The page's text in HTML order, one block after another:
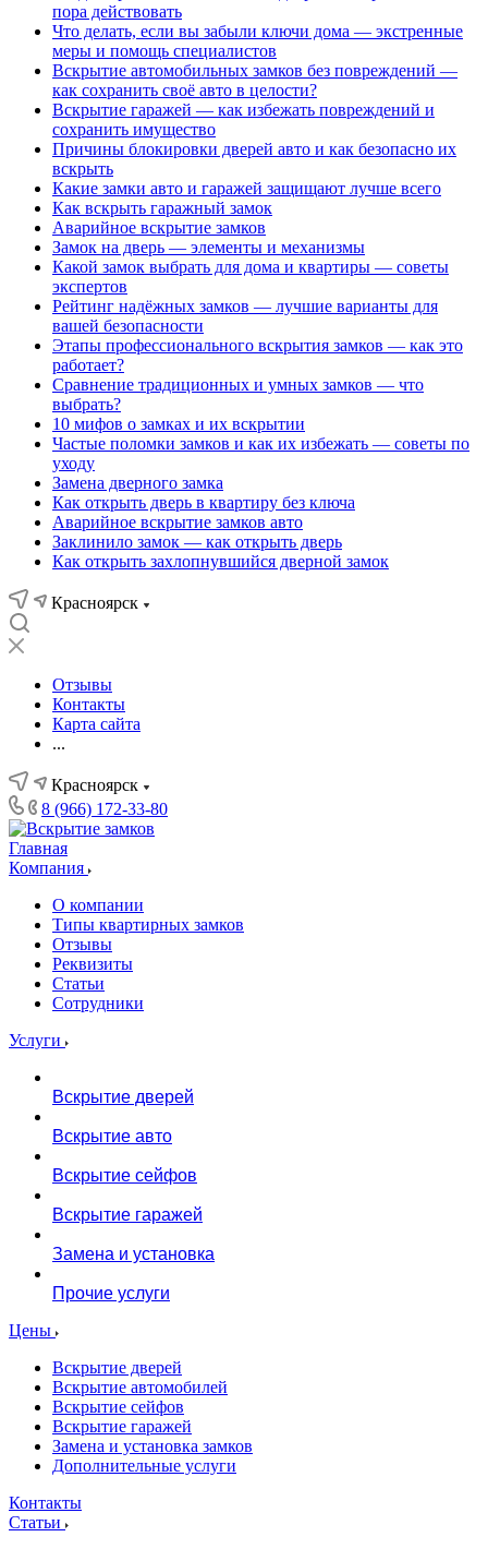
пора действовать
Что делать, если вы забыли ключи дома — экстренные
меры и помощь специалистов
Вскрытие автомобильных замков без повреждений —
как сохранить своё авто в целости?
Вскрытие гаражей — как избежать повреждений и
сохранить имущество
Причины блокировки дверей авто и как безопасно их
вскрыть
Какие замки авто и гаражей защищают лучше всего
Как вскрыть гаражный замок
Аварийное вскрытие замков
Замок на дверь — элементы и механизмы
Какой замок выбрать для дома и квартиры — советы
экспертов
Рейтинг надёжных замков — лучшие варианты для
вашей безопасности
Этапы профессионального вскрытия замков — как это
работает?
Сравнение традиционных и умных замков — что
выбрать?
10 мифов о замках и их вскрытии
Частые поломки замков и как их избежать — советы по
уходу
Замена дверного замка
Как открыть дверь в квартиру без ключа
Аварийное вскрытие замков авто
Заклинило замок — как открыть дверь
Как открыть захлопнувшийся дверной замок
Красноярск
Отзывы
Контакты
Карта сайта
...
Красноярск
8 (966) 172-33-80
Главная
Компания
О компании
Типы квартирных замков
Отзывы
Реквизиты
Статьи
Сотрудники
Услуги
Вскрытие дверей
Вскрытие авто
Вскрытие сейфов
Вскрытие гаражей
Замена и установка
Прочие услуги
Цены
Вскрытие дверей
Вскрытие автомобилей
Вскрытие сейфов
Вскрытие гаражей
Замена и установка замков
Дополнительные услуги
Контакты
Статьи